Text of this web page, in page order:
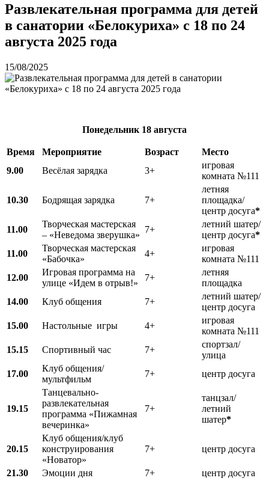
Развлекательная программа для детей
в санатории «Белокуриха» с 18 по 24
августа 2025 года
15/08/2025
Понедельник 18 августа
Время Мероприятие Возраст
Место
9.00
Весёлая зарядка 3+
игровая
комната №111
10.30 Бодрящая зарядка 7+
летняя
площадка/
центр досуга*
11.00
Творческая мастерская
– «Неведома зверушка»
7+
летний шатер/
центр досуга*
11.00
Творческая мастерская
«Бабочка»
4+
игровая
комната №111
12.00
Игровая программа на
улице «Идем в отрыв!»
7+
летняя
площадка
14.00
Клуб общения 7+
летний шатер/
центр досуга
15.00
Настольные игры 4+
игровая
комната №111
15.15
Спортивный час 7+
спортзал/
улица
17.00
Клуб общения/
мультфильм
7+ центр досуга
19.15
Танцевально-
развлекательная
программа «Пижамная
вечеринка»
7+
танцзал/
летний
шатер*
20.15
Клуб общения/клуб
конструирования
«Новатор»
7+ центр досуга
21.30 Эмоции дня 7+ центр досуга